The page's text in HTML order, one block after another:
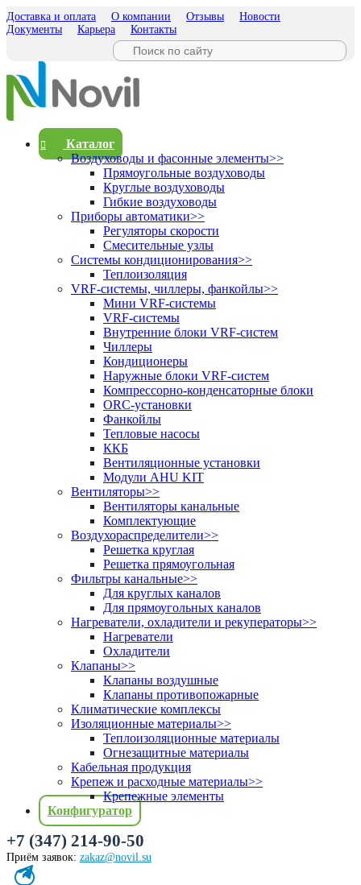
Доставка и оплата О компании Отзывы
Новости
Документы
Карьера Контакты
Каталог
Воздуховоды и фасонные элементы>>
Прямоугольные воздуховоды
Круглые воздуховоды
Гибкие воздуховоды
Приборы автоматики>>
Регуляторы скорости
Смесительные узлы
Системы кондиционирования>>
Теплоизоляция
VRF-системы, чиллеры, фанкойлы>>
Мини VRF-системы
VRF-системы
Внутренние блоки VRF-систем
Чиллеры
Кондиционеры
Наружные блоки VRF-систем
Компрессорно-конденсаторные блоки
ORC-установки
Фанкойлы
Тепловые насосы
ККБ
Вентиляционные установки
Модули AHU KIT
Вентиляторы>>
Вентиляторы канальные
Комплектующие
Воздухораспределители>>
Решетка круглая
Решетка прямоугольная
Фильтры канальные>>
Для круглых каналов
Для прямоугольных каналов
Нагреватели, охладители и рекуператоры>>
Нагреватели
Охладители
Клапаны>>
Клапаны воздушные
Клапаны противопожарные
Климатические комплексы
Изоляционные материалы>>
Теплоизоляционные материалы
Огнезащитные материалы
Кабельная продукция
Крепеж и расходные материалы>>
Крепежные элементы
Конфигуратор
+7 (347) 214-90-50
Приём заявок: zakaz@novil.su